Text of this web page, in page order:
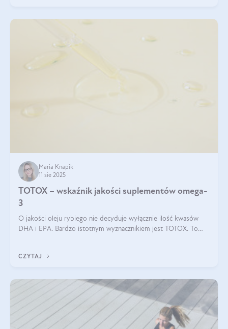
Maria Knapik
11 sie 2025
TOTOX – wskaźnik jakości suplementów omega-
3
O jakości oleju rybiego nie decyduje wyłącznie ilość kwasów
DHA i EPA. Bardzo istotnym wyznacznikiem jest TOTOX. To
CZYTAJ